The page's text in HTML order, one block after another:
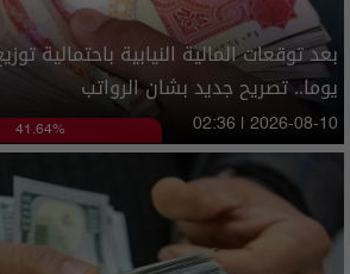
يوما.. تصريح جديد بشان الرواتب
41.64% 02:36 | 2026-08-10